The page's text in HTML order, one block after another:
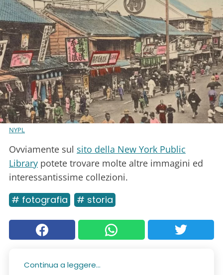
NYPL
Ovviamente sul sito della New York Public
Library potete trovare molte altre immagini ed
interessantissime collezioni.
# fotografia # storia
Continua a leggere...